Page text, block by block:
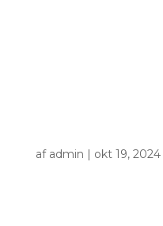
af admin | okt 19, 2024